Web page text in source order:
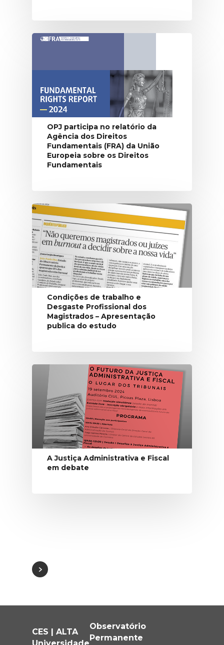
OPJ participa no relatório da
Agência dos Direitos
Fundamentais (FRA) da União
Europeia sobre os Direitos
Fundamentais
Condições de trabalho e
Desgaste Profissional dos
Magistrados – Apresentação
publica do estudo
A Justiça Administrativa e Fiscal
em debate
CES | ALTA
Observatório
Permanente